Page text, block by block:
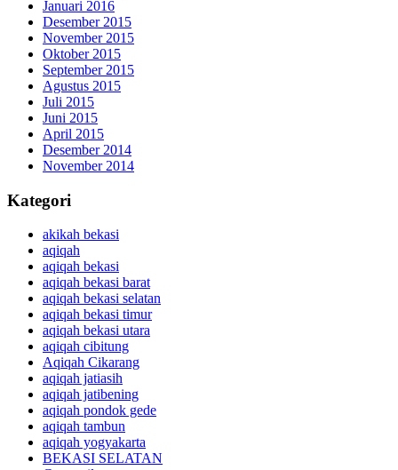
Januari 2016
Desember 2015
November 2015
Oktober 2015
September 2015
Agustus 2015
Juli 2015
Juni 2015
April 2015
Desember 2014
November 2014
Kategori
akikah bekasi
aqiqah
aqiqah bekasi
aqiqah bekasi barat
aqiqah bekasi selatan
aqiqah bekasi timur
aqiqah bekasi utara
aqiqah cibitung
Aqiqah Cikarang
aqiqah jatiasih
aqiqah jatibening
aqiqah pondok gede
aqiqah tambun
aqiqah yogyakarta
BEKASI SELATAN